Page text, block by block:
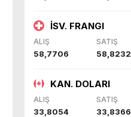
İSV. FRANGI
ALIŞ SATIŞ
58,7706 58,8232
KAN. DOLARI
ALIŞ SATIŞ
33,8054 33,8366